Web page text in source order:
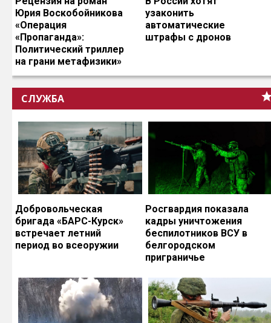
Юрия Воскобойникова
«Операция
«Пропаганда»:
Политический триллер
на грани метафизики»
узаконить
автоматические
штрафы с дронов
СЛУЖБА
Добровольческая
бригада «БАРС-Курск»
встречает летний
период во всеоружии
Росгвардия показала
кадры уничтожения
беспилотников ВСУ в
белгородском
приграничье